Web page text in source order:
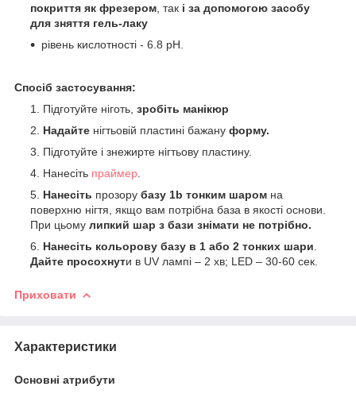
покриття як фрезером , так і за допомогою засобу
для зняття гель-лаку
рівень кислотності - 6.8 рН.
Спосіб застосування:
Підготуйте ніготь, зробіть манікюр
Надайте нігтьовій пластині бажану форму.
Підготуйте і знежирте нігтьову пластину.
Нанесіть праймер
Нанесіть прозору базу 1b тонким шаром на
поверхню нігтя, якщо вам потрібна база в якості основи.
При цьому липкий шар з бази знімати не потрібно.
Нанесіть кольорову базу в 1 або 2 тонких шари
Дайте просохнути в UV лампі – 2 хв; LED – 30-60 сек.
Приховати
Характеристики
Основні атрибути